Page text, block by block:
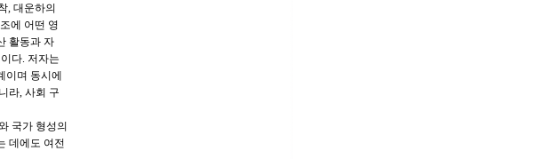
, 대운하의
에 어떤 영
활동과 자
다. 저자는
이며 동시에
라, 사회 구
국가 형성의
데에도 여전